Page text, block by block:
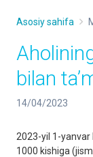
Asosiy sahifa
bilan
14/04/2023
2023-yil 1-yanvar
1000 kishiga